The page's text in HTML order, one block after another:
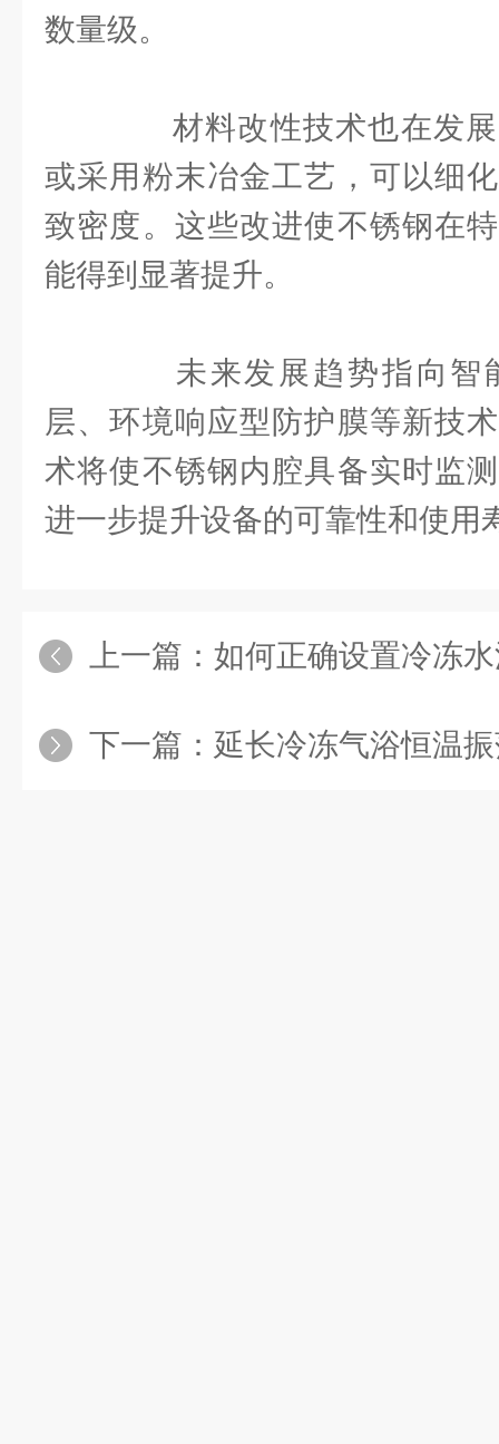
数量级。
材料改性技术也在发展
或采用粉末冶金工艺，可以细
致密度。这些改进使不锈钢在
能得到显著提升。
未来发展趋势指向智
层、环境响应型防护膜等新技
术将使不锈钢内腔具备实时监
进一步提升设备的可靠性和使用
上一篇： 如何正确设置冷冻水浴恒温
下一篇： 延长冷冻气浴恒温振荡